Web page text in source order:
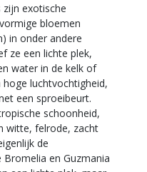
zijn exotische
bloemen
in onder andere
ze een lichte plek,
water in de kelk of
luchtvochtigheid,
een sproeibeurt.
schoonheid,
witte, felrode, zacht
de
en Guzmania